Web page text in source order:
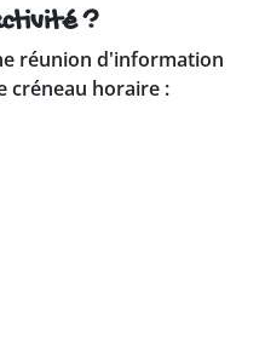
?
réunion d'information
créneau horaire :